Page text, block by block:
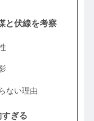
と伏線を考察
ない理由
ぎる